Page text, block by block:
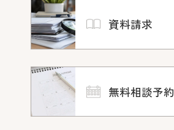
資料請求
無料相談予約